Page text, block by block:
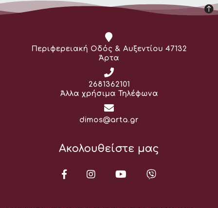
Διεύθυνση:
Περιφερειακή Οδός & Αυξεντίου 47132
Άρτα
Τηλέφωνο:
2681362101
Άλλα χρήσιμα Τηλέφωνα
Email:
dimos@arta.gr
Ακολουθείστε μας